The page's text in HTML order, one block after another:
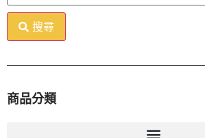
搜尋
商品分類